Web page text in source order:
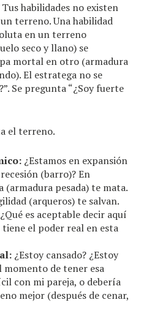
habilidades no existen
terreno. Una habilidad
en un terreno
seco y llano) se
mortal en otro (armadura
El estratega no se
Se pregunta “¿Soy fuerte
el terreno.
¿Estamos en expansión
(barro)? En
(armadura pesada) te mata.
(arqueros) te salvan.
¿Qué es aceptable decir aquí
tiene el poder real en esta
¿Estoy cansado? ¿Estoy
momento de tener esa
con mi pareja, o debería
mejor (después de cenar,